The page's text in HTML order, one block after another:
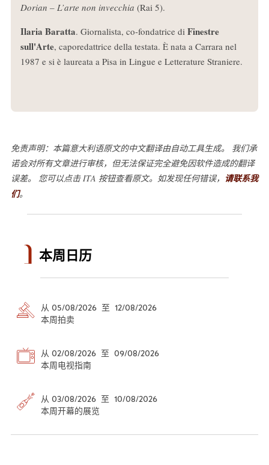
Dorian – L’arte non invecchia (Rai 5).
Ilaria Baratta. Giornalista, co-fondatrice di Finestre
sull'Arte, caporedattrice della testata. È nata a Carrara nel
1987 e si è laureata a Pisa in Lingue e Letterature Straniere.
免责声明：本篇意大利语原文的中文翻译由自动工具生成。 我们承
诺会对所有文章进行审核，但无法保证完全避免因软件造成的翻译
误差。 您可以点击 ITA 按钮查看原文。如发现任何错误， 请联系我
们。
本周日历
从 05/08/2026 至 12/08/2026
本周拍卖
从 02/08/2026 至 09/08/2026
本周电视指南
从 03/08/2026 至 10/08/2026
本周开幕的展览